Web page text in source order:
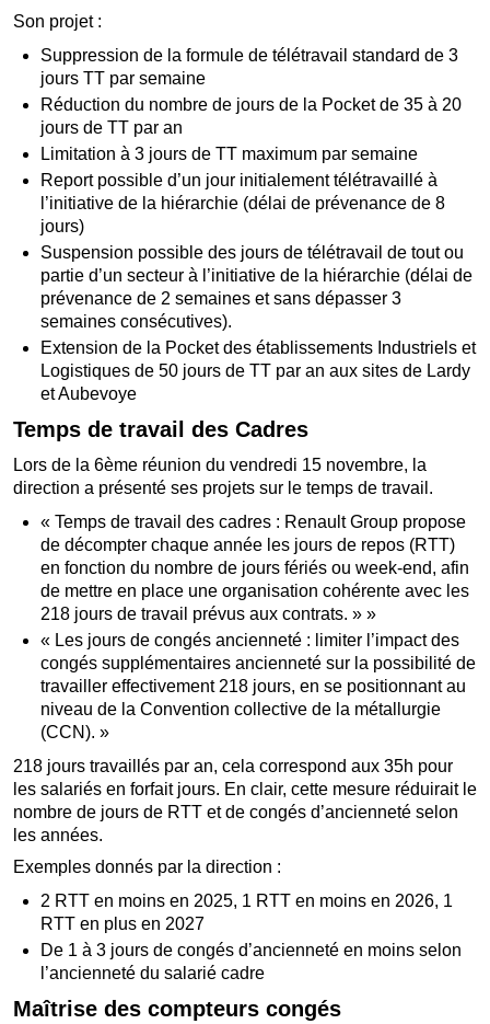
Son projet :
Suppression de la formule de télétravail standard de 3
jours TT par semaine
Réduction du nombre de jours de la Pocket de 35 à 20
jours de TT par an
Limitation à 3 jours de TT maximum par semaine
Report possible d’un jour initialement télétravaillé à
l’initiative de la hiérarchie (délai de prévenance de 8
jours)
Suspension possible des jours de télétravail de tout ou
partie d’un secteur à l’initiative de la hiérarchie (délai de
prévenance de 2 semaines et sans dépasser 3
semaines consécutives).
Extension de la Pocket des établissements Industriels et
Logistiques de 50 jours de TT par an aux sites de Lardy
et Aubevoye
Temps de travail des Cadres
Lors de la 6ème réunion du vendredi 15 novembre, la
direction a présenté ses projets sur le temps de travail.
« Temps de travail des cadres : Renault Group propose
de décompter chaque année les jours de repos (RTT)
en fonction du nombre de jours fériés ou week-end, afin
de mettre en place une organisation cohérente avec les
218 jours de travail prévus aux contrats. » »
« Les jours de congés ancienneté : limiter l’impact des
congés supplémentaires ancienneté sur la possibilité de
travailler effectivement 218 jours, en se positionnant au
niveau de la Convention collective de la métallurgie
(CCN). »
218 jours travaillés par an, cela correspond aux 35h pour
les salariés en forfait jours. En clair, cette mesure réduirait le
nombre de jours de RTT et de congés d’ancienneté selon
les années.
Exemples donnés par la direction :
2 RTT en moins en 2025, 1 RTT en moins en 2026, 1
RTT en plus en 2027
De 1 à 3 jours de congés d’ancienneté en moins selon
l’ancienneté du salarié cadre
Maîtrise des compteurs congés